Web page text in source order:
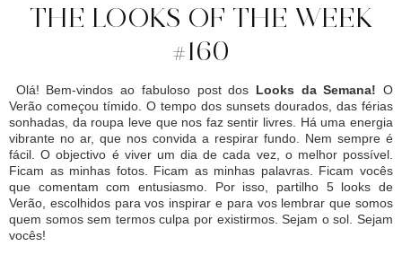
THE LOOKS OF THE WEEK
#160
Olá! Bem-vindos ao fabuloso post dos Looks da Semana! O
Verão começou tímido. O tempo dos sunsets dourados, das férias
sonhadas, da roupa leve que nos faz sentir livres. Há uma energia
vibrante no ar, que nos convida a respirar fundo. Nem sempre é
fácil. O objectivo é viver um dia de cada vez, o melhor possível.
Ficam as minhas fotos. Ficam as minhas palavras. Ficam vocês
que comentam com entusiasmo. Por isso, partilho 5 looks de
Verão, escolhidos para vos inspirar e para vos lembrar que somos
quem somos sem termos culpa por existirmos. Sejam o sol. Sejam
vocês!